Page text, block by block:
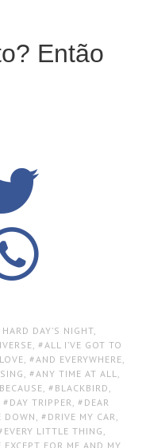
Então
HARD DAY’S NIGHT,
, ALL I’VE GOT TO
, AND EVERYWHERE,
, ANY TIME AT ALL,
BECAUSE, BLACKBIRD ,
DAY TRIPPER, DEAR
DOWN, DRIVE MY CAR,
EVERY LITTLE THING ,
FOR ME AND MY